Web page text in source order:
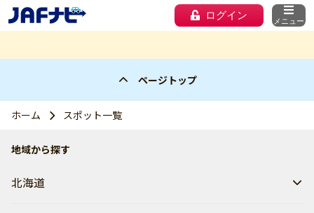
ログイン メニュー
ページトップ
ホーム スポット一覧
地域から探す
北海道